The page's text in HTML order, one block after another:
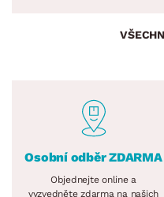
Osobní odběr ZDARMA
Objednejte online a
vyzvedněte zdarma na našich